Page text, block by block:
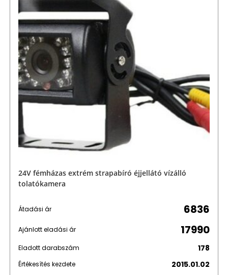
24V fémházas extrém strapabíró éjjellátó vízálló
tolatókamera
Átadási ár 6836
Ajánlott eladási ár 17990
Eladott darabszám 178
Értékesítés kezdete 2015.01.02